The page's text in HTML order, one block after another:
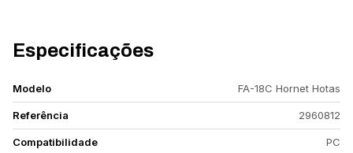
Especificações
Modelo FA-18C Hornet Hotas
Referência 2960812
Compatibilidade PC